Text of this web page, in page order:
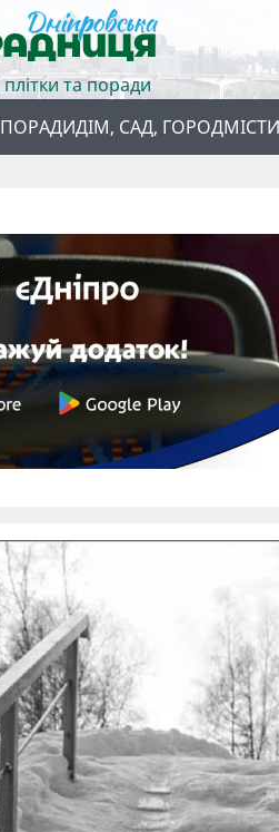
та поради
ДІМ, САД, ГОРОД